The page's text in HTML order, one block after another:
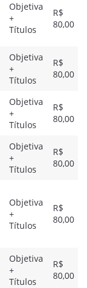
Objetiva
+
Títulos
R$
80,00
Objetiva
+
Títulos
R$
80,00
Objetiva
+
Títulos
R$
80,00
Objetiva
+
Títulos
R$
80,00
Objetiva
+
Títulos
R$
80,00
Objetiva
+
Títulos
R$
80,00